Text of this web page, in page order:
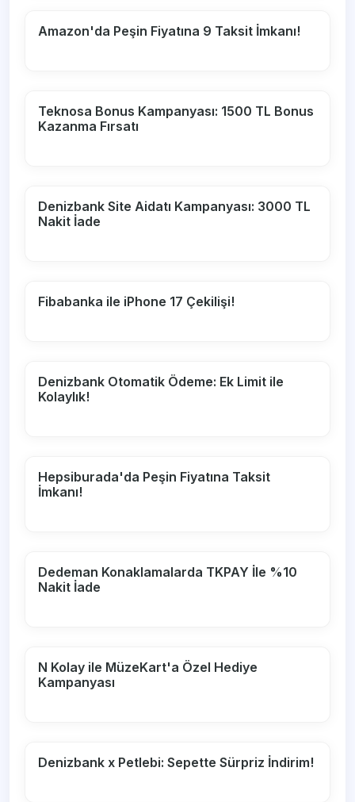
Amazon'da Peşin Fiyatına 9 Taksit İmkanı!
Teknosa Bonus Kampanyası: 1500 TL Bonus
Kazanma Fırsatı
Denizbank Site Aidatı Kampanyası: 3000 TL
Nakit İade
Fibabanka ile iPhone 17 Çekilişi!
Denizbank Otomatik Ödeme: Ek Limit ile
Kolaylık!
Hepsiburada'da Peşin Fiyatına Taksit
İmkanı!
Dedeman Konaklamalarda TKPAY İle %10
Nakit İade
N Kolay ile MüzeKart'a Özel Hediye
Kampanyası
Denizbank x Petlebi: Sepette Sürpriz İndirim!